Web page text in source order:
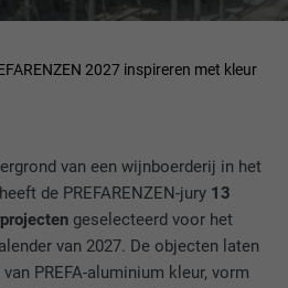
2027 inspireren met kleur
van een wijnboerderij in het
de PREFARENZEN-jury 13
geselecteerd voor het
van 2027. De objecten laten
PREFA-aluminium kleur, vorm